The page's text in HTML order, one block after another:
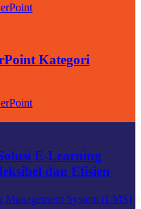
Kategori
E-Learning
dan Efisien
Management System (LMS)